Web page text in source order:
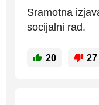
Sramotna
socijalni rad.
20 27